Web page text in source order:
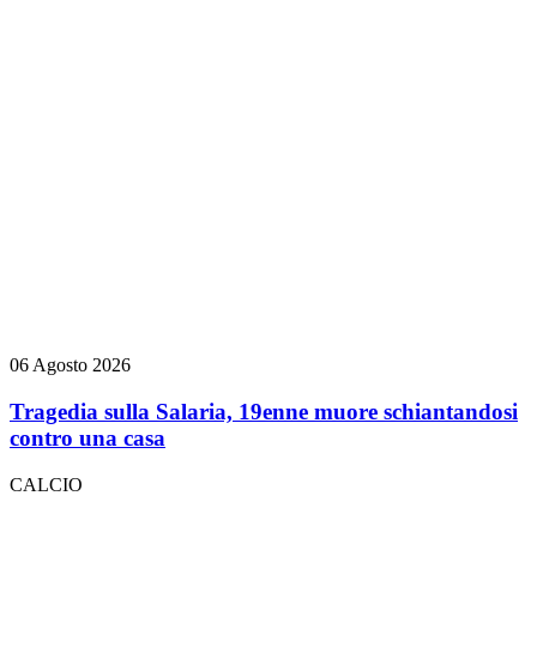
06 Agosto 2026
Tragedia sulla Salaria, 19enne muore schiantandosi
contro una casa
CALCIO